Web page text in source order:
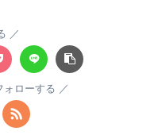
ォローする